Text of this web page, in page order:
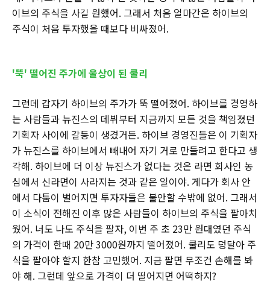
이브의 주식을 사길 원했어. 그래서 처음 얼마간은 하이브의
주식이 처음 투자했을 때보다 비싸졌어.
'뚝' 떨어진 주가에 울상이 된 쿨리
그런데 갑자기 하이브의 주가가 뚝 떨어졌어. 하이브를 경영하
는 사람들과 뉴진스의 데뷔부터 지금까지 모든 것을 책임졌던
기획자 사이에 갈등이 생겼거든. 하이브 경영진들은 이 기획자
가 뉴진스를 하이브에서 빼내어 자기 거로 만들려고 한다고 생
각해. 하이브에 더 이상 뉴진스가 없다는 것은 라면 회사인 농
심에서 신라면이 사라지는 것과 같은 일이야. 게다가 회사 안
에서 다툼이 벌어지면 투자자들은 불안할 수밖에 없어. 그래서
이 소식이 전해진 이후 많은 사람들이 하이브의 주식을 팔아치
웠어. 너도 나도 주식을 팔자, 이번 주 초 23만 원대였던 주식
의 가격이 한때 20만 3000원까지 떨어졌어. 쿨리도 덩달아 주
식을 팔아야 할지 한참 고민했어. 지금 팔면 무조건 손해를 봐
야 해. 그런데 앞으로 가격이 더 떨어지면 어떡하지?